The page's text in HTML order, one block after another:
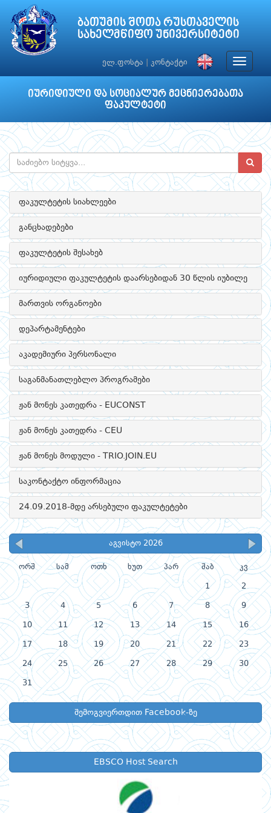
ბათუმის შოთა რუსთაველის
სახელმწიფო უნივერსიტეტი
ელ.ფოსტა კონტაქტი
Toggle
იურიდიული და სოციალურ მეცნიერებათა
ფაკულტეტი
ფაკულტეტის სიახლეები
განცხადებები
ფაკულტეტის შესახებ
იურიდიული ფაკულტეტის დაარსებიდან 30 წლის იუბილე
მართვის ორგანოები
დეპარტამენტები
აკადემიური პერსონალი
საგანმანათლებლო პროგრამები
ჟან მონეს კათედრა - EUCONST
ჟან მონეს კათედრა - CEU
ჟან მონეს მოდული - TRIO.JOIN.EU
საკონტაქტო ინფორმაცია
24.09.2018-მდე არსებული ფაკულტეტები
აგვისტო 2026
ორშ სამ ოთხ ხუთ პარ შაბ კვ
1 2
3 4 5 6 7 8 9
10 11 12 13 14 15 16
17 18 19 20 21 22 23
24 25 26 27 28 29 30
31
შემოგვიერთდით Facebook-ზე
EBSCO Host Search